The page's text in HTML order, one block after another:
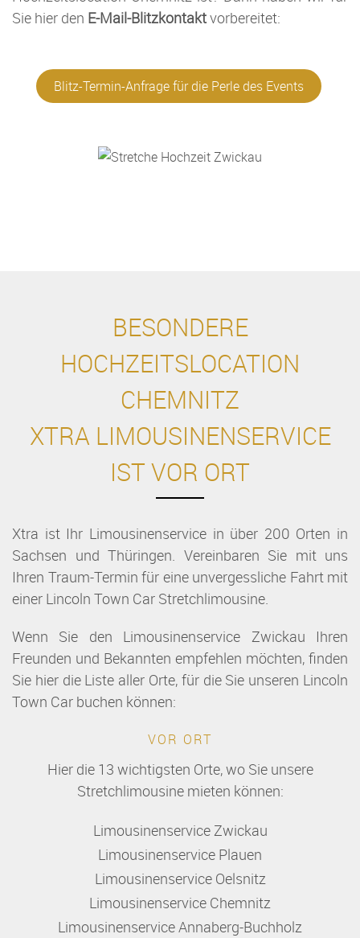
Sie hier den E-Mail-Blitzkontaktvorbereitet:
Blitz-Termin-Anfrage für die Perle des Events
BESONDERE
HOCHZEITSLOCATION
CHEMNITZ
XTRA LIMOUSINENSERVICE
IST VOR ORT
Xtra ist Ihr Limousinenservice in über 200 Orten in
Sachsen und Thüringen. Vereinbaren Sie mit uns
Ihren Traum-Termin für eine unvergessliche Fahrt mit
einer Lincoln Town Car Stretchlimousine.
Wenn Sie den Limousinenservice Zwickau Ihren
Freunden und Bekannten empfehlen möchten, finden
Sie hier die Liste aller Orte, für die Sie unseren Lincoln
Town Car buchen können:
VOR ORT
Hier die 13 wichtigsten Orte, wo Sie unsere
Stretchlimousine mieten können:
Limousinenservice Zwickau
Limousinenservice Plauen
Limousinenservice Oelsnitz
Limousinenservice Chemnitz
Limousinenservice Annaberg-Buchholz